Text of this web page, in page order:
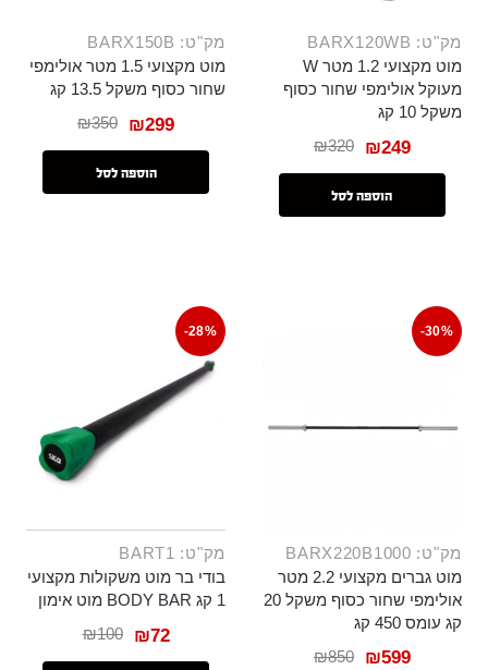
מק"ט: BARX120WB
מוט מקצועי 1.2 מטר W
מעוקל אולימפי שחור כסוף
משקל 10 קג
₪320 ₪249
הוספה לסל
מק"ט: BARX150B
מוט מקצועי 1.5 מטר אולימפי
שחור כסוף משקל 13.5 קג
₪350 ₪299
הוספה לסל
-30%
מק"ט: BARX220B1000
מוט גברים מקצועי 2.2 מטר
אולימפי שחור כסוף משקל 20
קג עומס 450 קג
₪850 ₪599
-28%
מק"ט: BART1
בודי בר מוט משקולות מקצועי
1 קג BODY BAR מוט אימון
₪100 ₪72